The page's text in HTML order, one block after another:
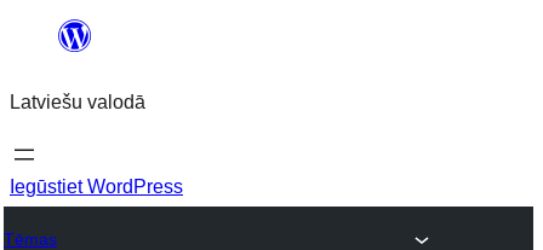
Pāriet
saturu
Latviešu valodā
Iegūstiet WordPress
Tēmas